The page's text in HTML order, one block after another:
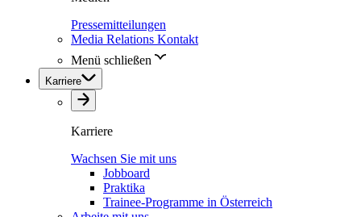
Pressemitteilungen
Media Relations Kontakt
Menü schließen
Karriere
Karriere
Wachsen Sie mit uns
Jobboard
Praktika
Trainee-Programme in Österreich